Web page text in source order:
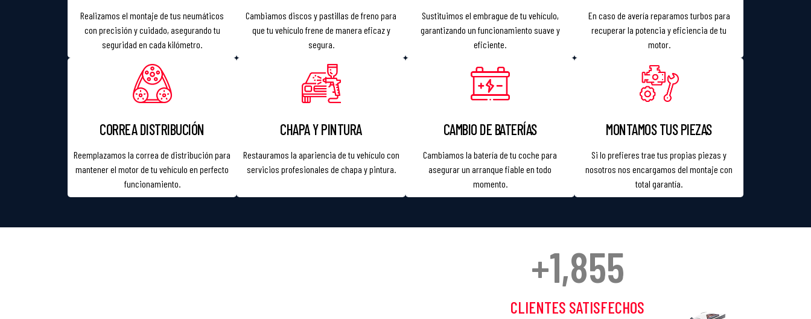
Realizamos el montaje de tus neumáticos
con precisión y cuidado, asegurando tu
seguridad en cada kilómetro.
Cambiamos discos y pastillas de freno para
que tu vehículo frene de manera eficaz y
segura.
Sustituimos el embrague de tu vehículo,
garantizando un funcionamiento suave y
eficiente.
En caso de avería reparamos turbos para
recuperar la potencia y eficiencia de tu
motor.
CORREA DISTRIBUCIÓN
Reemplazamos la correa de distribución para
mantener el motor de tu vehículo en perfecto
funcionamiento.
CHAPA Y PINTURA
Restauramos la apariencia de tu vehículo con
servicios profesionales de chapa y pintura.
CAMBIO DE BATERÍAS
Cambiamos la batería de tu coche para
asegurar un arranque fiable en todo
momento.
MONTAMOS TUS PIEZAS
Si lo prefieres trae tus propias piezas y
nosotros nos encargamos del montaje con
total garantía.
CLIENTES SATISFECHOS
+1,855